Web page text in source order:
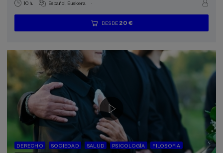
10 h. Español Euskera .
...
DESDE 20 €
Últimas
plazas
Gratuito
Fecha
pasada
Lista
de
Plazo
de
DERECHO SOCIEDAD SALUD PSICOLOGÍA
FILOSOFIA